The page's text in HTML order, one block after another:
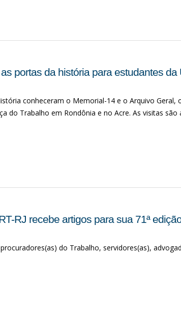
portas da história para estudantes da
conheceram o Memorial-14 e o Arquivo
do Trabalho em Rondônia e no Acre. As visitas
RJ recebe artigos para sua 71ª
do Trabalho, servidores(as),